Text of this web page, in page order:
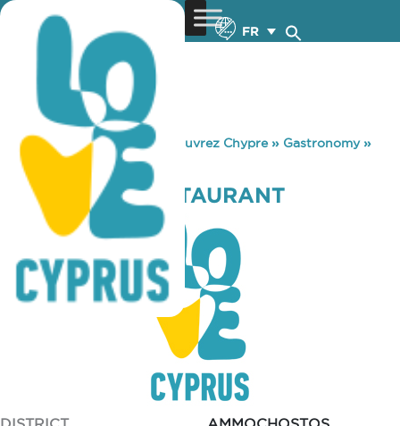
FR
You are here: Home »Découvrez Chypre» Gastronomy»
PLAY 4 ALL RESTAURANT
PLAY 4 ALL RESTAURANT